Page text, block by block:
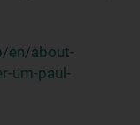
en/about-
um-paul-